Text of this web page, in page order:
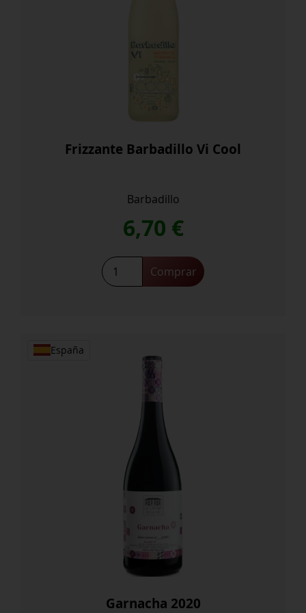
Frizzante Barbadillo Vi Cool
Barbadillo
6,70 €
Frizzante
Barbadillo
Comprar
España
Garnacha 2020